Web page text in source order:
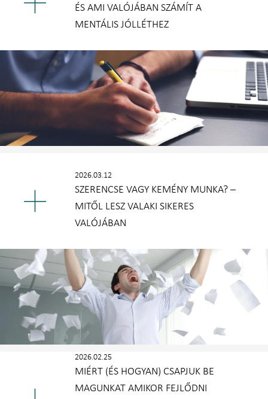
ÉS AMI VALÓJÁBAN SZÁMÍT A
MENTÁLIS JÓLLÉTHEZ
2026.03.12
SZERENCSE VAGY KEMÉNY MUNKA? –
MITŐL LESZ VALAKI SIKERES
VALÓJÁBAN
2026.02.25
MIÉRT (ÉS HOGYAN) CSAPJUK BE
MAGUNKAT AMIKOR FEJLŐDNI